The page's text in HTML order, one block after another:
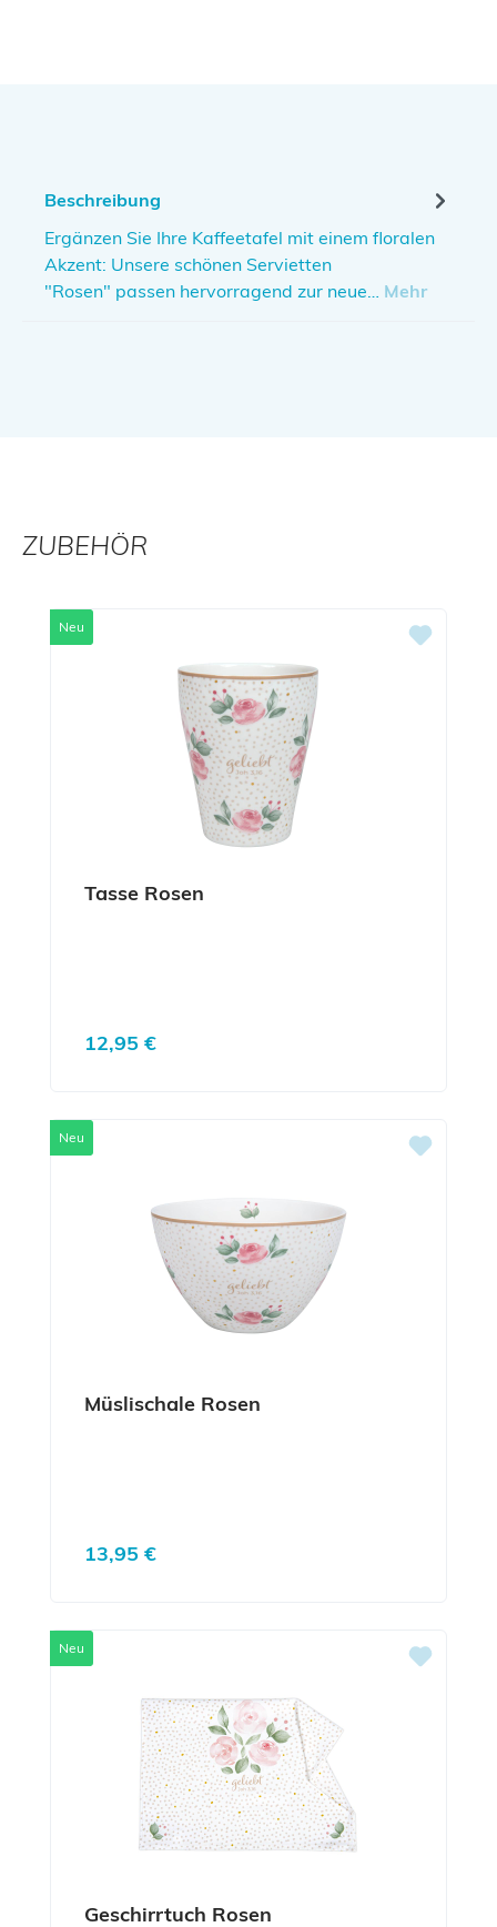
Beschreibung
Ergänzen Sie Ihre Kaffeetafel mit einem floralen
Akzent: Unsere schönen Servietten
"Rosen" passen hervorragend zur neue… Mehr
ZUBEHÖR
Neu
Tasse Rosen
Regulärer Preis:
12,95 €
Neu
Müslischale Rosen
Regulärer Preis:
13,95 €
Neu
Geschirrtuch Rosen